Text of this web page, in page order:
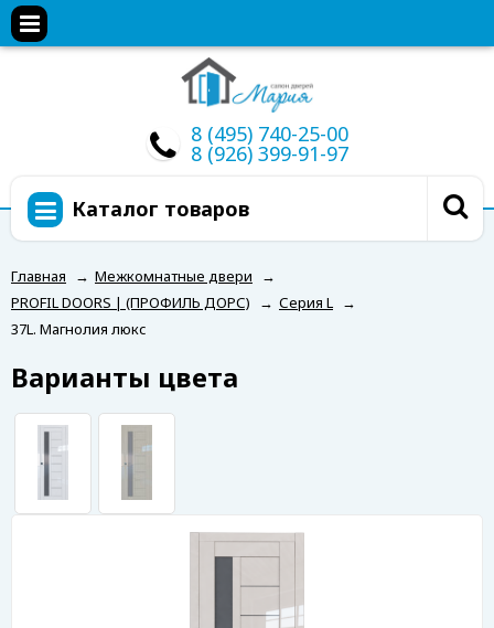
8 (495) 740-25-00
8 (926) 399-91-97
Каталог товаров
Главная → Межкомнатные двери
→
PROFIL DOORS | (ПРОФИЛЬ ДОРС)
→ Серия L →
37L. Магнолия люкс
Варианты цвета